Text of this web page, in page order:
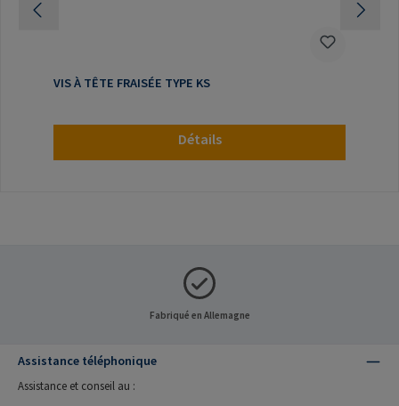
VIS À TÊTE FRAISÉE TYPE KS
Détails
Fabriqué en Allemagne
Assistance téléphonique
Assistance et conseil au :